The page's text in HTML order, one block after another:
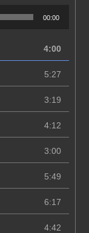
00:00
4:00
5:27
3:19
4:12
3:00
5:49
6:17
4:42